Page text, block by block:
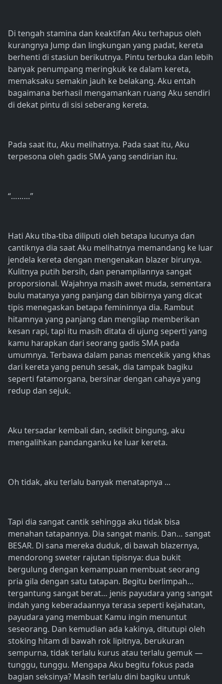
Di tengah stamina dan keaktifan Aku terhapus oleh
kurangnya Jump dan lingkungan yang padat, kereta
berhenti di stasiun berikutnya. Pintu terbuka dan lebih
banyak penumpang meringkuk ke dalam kereta,
memaksaku semakin jauh ke belakang. Aku entah
bagaimana berhasil mengamankan ruang Aku sendiri
di dekat pintu di sisi seberang kereta.
Pada saat itu, Aku melihatnya. Pada saat itu, Aku
terpesona oleh gadis SMA yang sendirian itu.
“………”
Hati Aku tiba-tiba diliputi oleh betapa lucunya dan
cantiknya dia saat Aku melihatnya memandang ke luar
jendela kereta dengan mengenakan blazer birunya.
Kulitnya putih bersih, dan penampilannya sangat
proporsional. Wajahnya masih awet muda, sementara
bulu matanya yang panjang dan bibirnya yang dicat
tipis menegaskan betapa femininnya dia. Rambut
hitamnya yang panjang dan mengilap memberikan
kesan rapi, tapi itu masih ditata di ujung seperti yang
kamu harapkan dari seorang gadis SMA pada
umumnya. Terbawa dalam panas mencekik yang khas
dari kereta yang penuh sesak, dia tampak bagiku
seperti fatamorgana, bersinar dengan cahaya yang
redup dan sejuk.
Aku tersadar kembali dan, sedikit bingung, aku
mengalihkan pandanganku ke luar kereta.
Oh tidak, aku terlalu banyak menatapnya ...
Tapi dia sangat cantik sehingga aku tidak bisa
menahan tatapannya. Dia sangat manis. Dan… sangat
BESAR. Di sana mereka duduk, di bawah blazernya,
mendorong sweter rajutan tipisnya: dua bukit
bergulung dengan kemampuan membuat seorang
pria gila dengan satu tatapan. Begitu berlimpah…
tergantung sangat berat… jenis payudara yang sangat
indah yang keberadaannya terasa seperti kejahatan,
payudara yang membuat Kamu ingin menuntut
seseorang. Dan kemudian ada kakinya, ditutupi oleh
stoking hitam di bawah rok lipitnya, berukuran
sempurna, tidak terlalu kurus atau terlalu gemuk —
tunggu, tunggu. Mengapa Aku begitu fokus pada
bagian seksinya? Masih terlalu dini bagiku untuk